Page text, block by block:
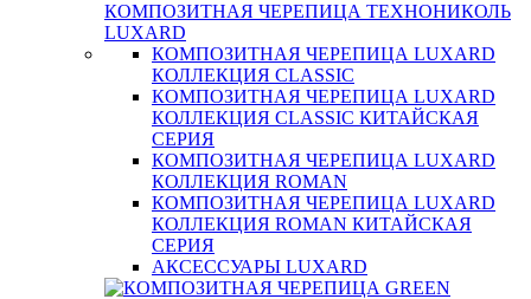
КОМПОЗИТНАЯ ЧЕРЕПИЦА ТЕХНОНИКОЛЬ
LUXARD
КОМПОЗИТНАЯ ЧЕРЕПИЦА LUXARD
КОЛЛЕКЦИЯ CLASSIC
КОМПОЗИТНАЯ ЧЕРЕПИЦА LUXARD
КОЛЛЕКЦИЯ CLASSIC КИТАЙСКАЯ
СЕРИЯ
КОМПОЗИТНАЯ ЧЕРЕПИЦА LUXARD
КОЛЛЕКЦИЯ ROMAN
КОМПОЗИТНАЯ ЧЕРЕПИЦА LUXARD
КОЛЛЕКЦИЯ ROMAN КИТАЙСКАЯ
СЕРИЯ
АКСЕССУАРЫ LUXARD